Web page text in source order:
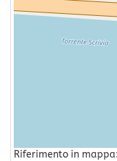
Riferimento in